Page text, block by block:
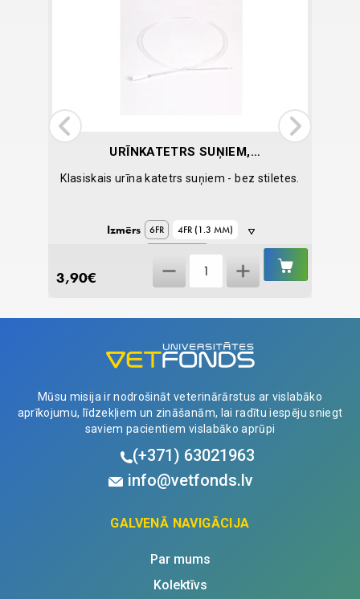
GROZĀ
URĪNKATETRS SUŅIEM,
Klasiskais urīna katetrs suņiem - bez stiletes.
Izmērs 6FR
4FR (1.3 MM)
8FR (2.6 MM)
10FR (3.3 MM)
3,90€
suņiem,
quantity
Mūsu misija ir nodrošināt veterinārārstus ar vislabāko
aprīkojumu, līdzekļiem un zināšanām, lai radītu iespēju sniegt
saviem pacientiem vislabāko aprūpi
(+371) 63021963
info@vetfonds.lv
GALVENĀ NAVIGĀCIJA
Par mums
Kolektīvs